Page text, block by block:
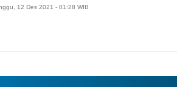
12 Des 2021 - 01:28 WIB